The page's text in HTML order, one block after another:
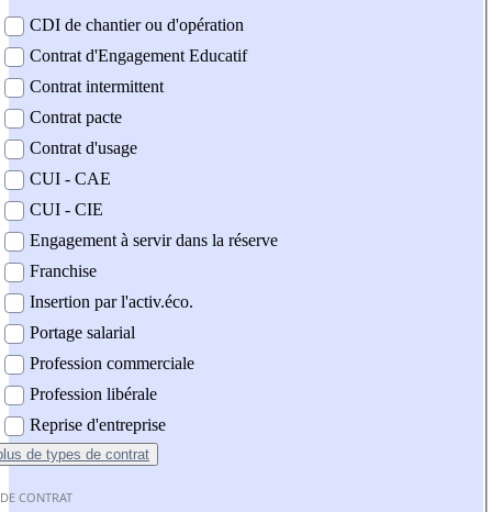
CDI de chantier ou d'opération
Contrat d'Engagement Educatif
Contrat intermittent
Contrat pacte
Contrat d'usage
CUI - CAE
CUI - CIE
Engagement à servir dans la réserve
Franchise
Insertion par l'activ.éco.
Portage salarial
Profession commerciale
Profession libérale
Reprise d'entreprise
de types de contrat
CONTRAT